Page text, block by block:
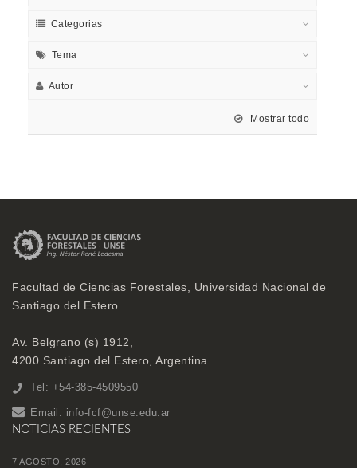
Categorias
Tema
Autor
Mostrar todo
Facultad de Ciencias Forestales, Universidad Nacional de
Santiago del Estero
Av. Belgrano (s) 1912,
4200 Santiago del Estero, Argentina
Tel: +54-385-4509550
Email: info-fcf@unse.edu.ar
NOTICIAS RECIENTES
7 AGOSTO, 2026